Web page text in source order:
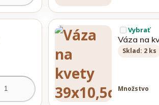
Vybrať
Váza na
Sklad: 2 ks
Množstvo